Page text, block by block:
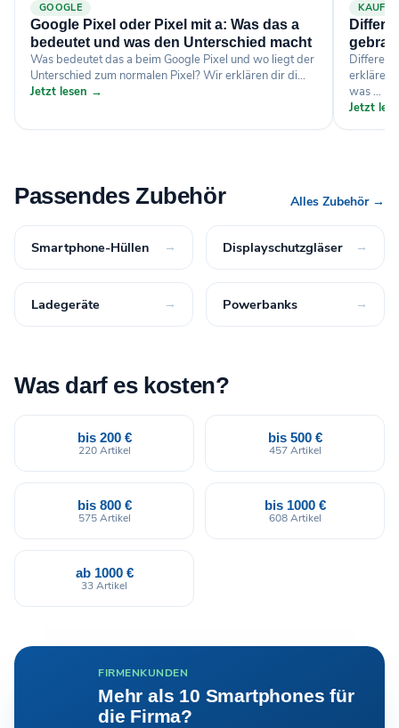
GOOGLE
Google Pixel oder Pixel mit a: Was das a
bedeutet und was den Unterschied macht
Was bedeutet das a beim Google Pixel und wo liegt der
Unterschied zum normalen Pixel? Wir erklären dir di...
Jetzt lesen →
erklären
was ...
Jetzt
Passendes Zubehör Alles Zubehör →
Smartphone-Hüllen → Displayschutzgläser →
Ladegeräte → Powerbanks →
Was darf es kosten?
bis 200 €
220 Artikel
bis 500 €
457 Artikel
bis 800 €
575 Artikel
bis 1000 €
608 Artikel
ab 1000 €
33 Artikel
FIRMENKUNDEN
Mehr als 10 Smartphones für
die Firma?